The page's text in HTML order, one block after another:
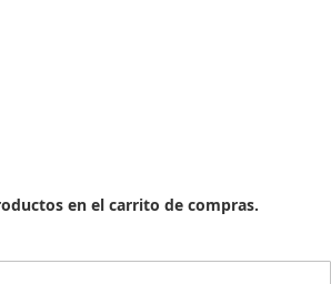
en el carrito de compras.